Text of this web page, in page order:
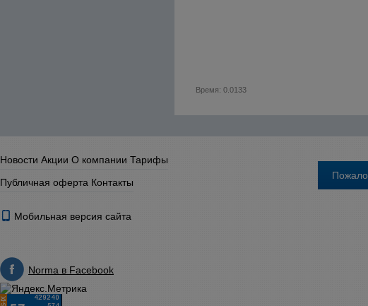
Время: 0.0133
Новости Акции О компании Тарифы
Публичная оферта Контакты
Мобильная версия сайта
Norma в Facebook